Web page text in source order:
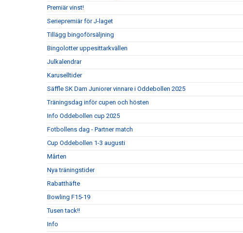
Premiär vinst!
Seriepremiär för J-laget
Tillägg bingoförsäljning
Bingolotter uppesittarkvällen
Julkalendrar
Karuselltider
Säffle SK Dam Juniorer vinnare i Oddebollen 2025
Träningsdag inför cupen och hösten
Info Oddebollen cup 2025
Fotbollens dag - Partner match
Cup Oddebollen 1-3 augusti
Mârten
Nya träningstider
Rabatthäfte
Bowling F15-19
Tusen tack!!
Info